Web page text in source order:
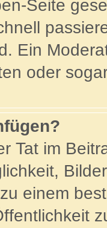
Seite
Ein
oder
Tat im
einem